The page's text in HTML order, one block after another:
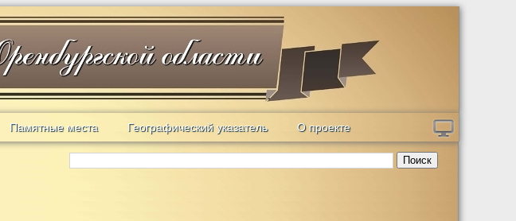
Памятные места Географический указатель О проекте
Поиск